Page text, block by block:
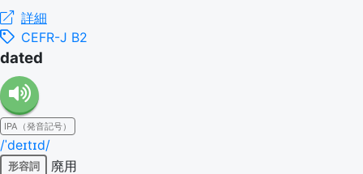
詳細
CEFR-J B2
dated
IPA（発音記号）
/ˈdeɪtɪd/
形容詞
廃用